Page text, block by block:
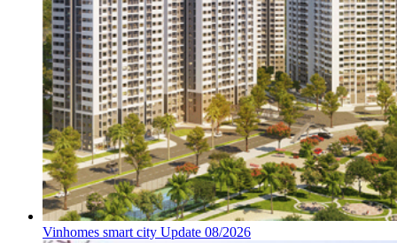
Vinhomes smart city Update 08/2026